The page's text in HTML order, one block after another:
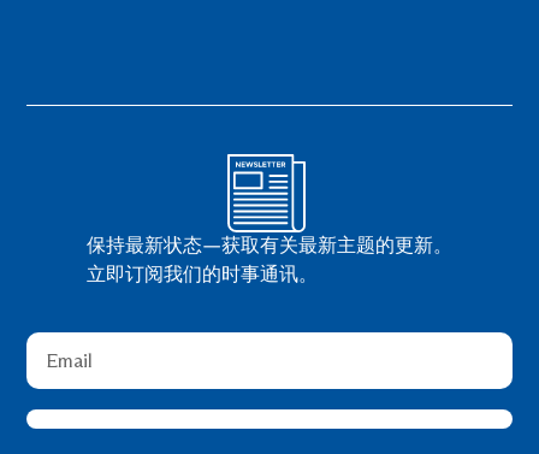
保持最新状态—获取有关最新主题的更新。
立即订阅我们的时事通讯。